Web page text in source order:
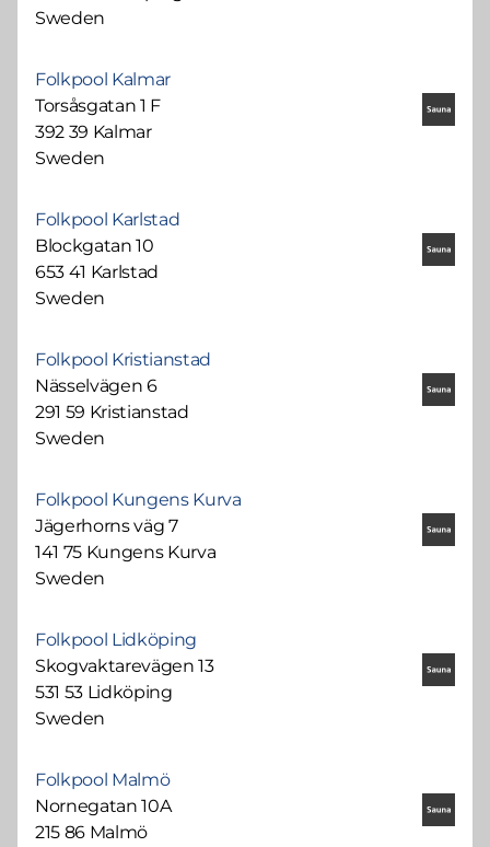
Sweden
Folkpool Kalmar
Torsåsgatan 1 F
392 39 Kalmar
Sweden
Folkpool Karlstad
Blockgatan 10
653 41 Karlstad
Sweden
Folkpool Kristianstad
Nässelvägen 6
291 59 Kristianstad
Sweden
Folkpool Kungens Kurva
Jägerhorns väg 7
141 75 Kungens Kurva
Sweden
Folkpool Lidköping
Skogvaktarevägen 13
531 53 Lidköping
Sweden
Folkpool Malmö
Nornegatan 10A
215 86 Malmö